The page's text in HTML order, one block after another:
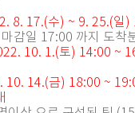
8. 17.(수) ~ 9. 25.(일)
17:00 까지 도착분
10. 1.(토) 14:00 ~
금) 18:00 ~